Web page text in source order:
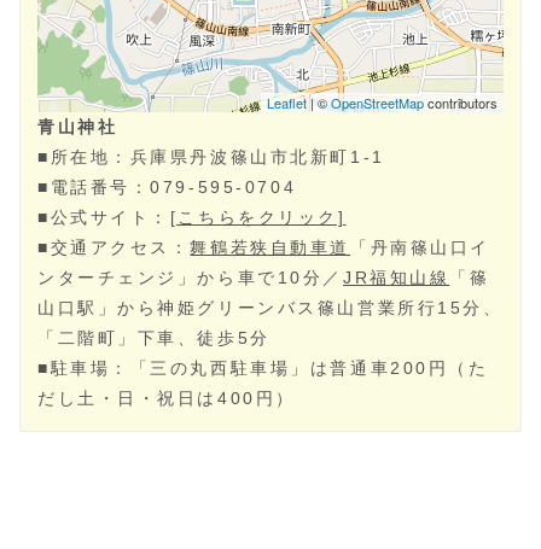
護衛する御輿が春日神社へ渡御する「少年少女武者長刃
行列」が見どころです。
青山神社